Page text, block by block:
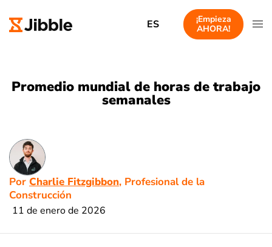
ES
¡Empieza
AHORA!
Promedio mundial de horas de trabajo
semanales
Por Charlie Fitzgibbon, Profesional de la
Construcción
11 de enero de 2026